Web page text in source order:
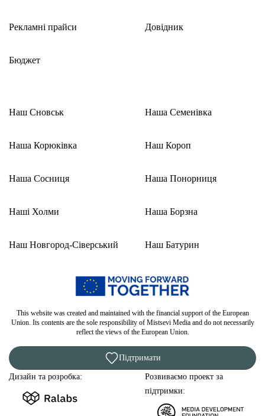
Рекламні прайси
Бюджет
Довідник
Наш Сновськ
Наша Корюківка
Наша Сосниця
Наші Холми
Наш Новгород-Сіверський
Наша Семенівка
Наш Короп
Наша Понорниця
Наша Борзна
Наш Батурин
This website was created and maintained with the financial support of the European
Union. Its contents are the sole responsibility of Mistsevi Media and do not necessarily
reflect the views of the European Union.
Підтримати
Дизайн та розробка:
Розвиваємо проект за
підтримки: